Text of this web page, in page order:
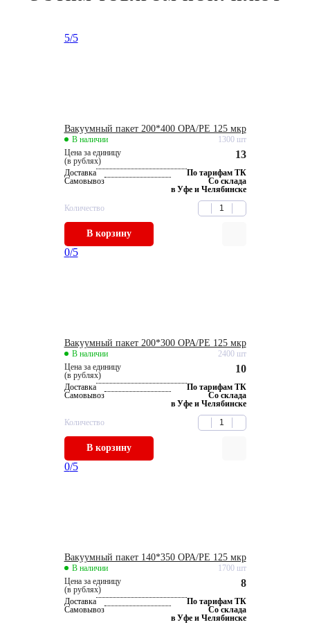
5/5
Вакуумный пакет 200*400 OРА/РЕ 125 мкр
В наличии
1300 шт
Цена за единицу
(в рублях)
13
Доставка
По тарифам ТК
Самовывоз
Со склада
в Уфе и Челябинске
Количество
В корзину
0/5
Вакуумный пакет 200*300 OРА/РЕ 125 мкр
В наличии
2400 шт
Цена за единицу
(в рублях)
10
Доставка
По тарифам ТК
Самовывоз
Со склада
в Уфе и Челябинске
Количество
В корзину
0/5
Вакуумный пакет 140*350 OРА/РЕ 125 мкр
В наличии
1700 шт
Цена за единицу
(в рублях)
8
Доставка
По тарифам ТК
Самовывоз
Со склада
в Уфе и Челябинске